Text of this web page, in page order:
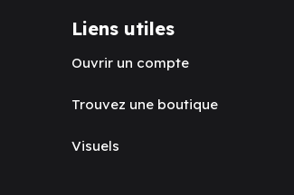
Liens utiles
Ouvrir un compte
Trouvez une boutique
Visuels